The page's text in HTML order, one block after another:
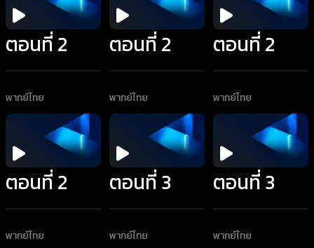
ตอนที่ 2
พากย์ไทย
ตอนที่ 2
พากย์ไทย
ตอนที่ 2
พากย์ไทย
ตอนที่ 2
พากย์ไทย
ตอนที่ 3
พากย์ไทย
ตอนที่ 3
พากย์ไทย